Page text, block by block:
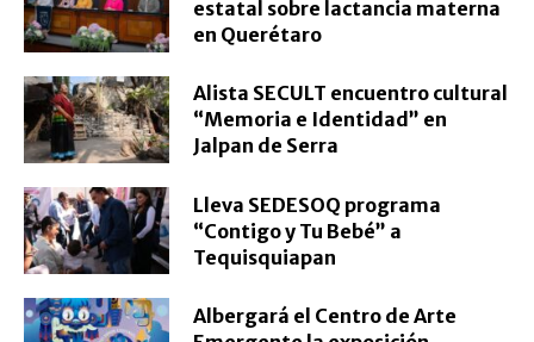
estatal sobre lactancia materna
en Querétaro
Alista SECULT encuentro cultural
“Memoria e Identidad” en
Jalpan de Serra
Lleva SEDESOQ programa
“Contigo y Tu Bebé” a
Tequisquiapan
Albergará el Centro de Arte